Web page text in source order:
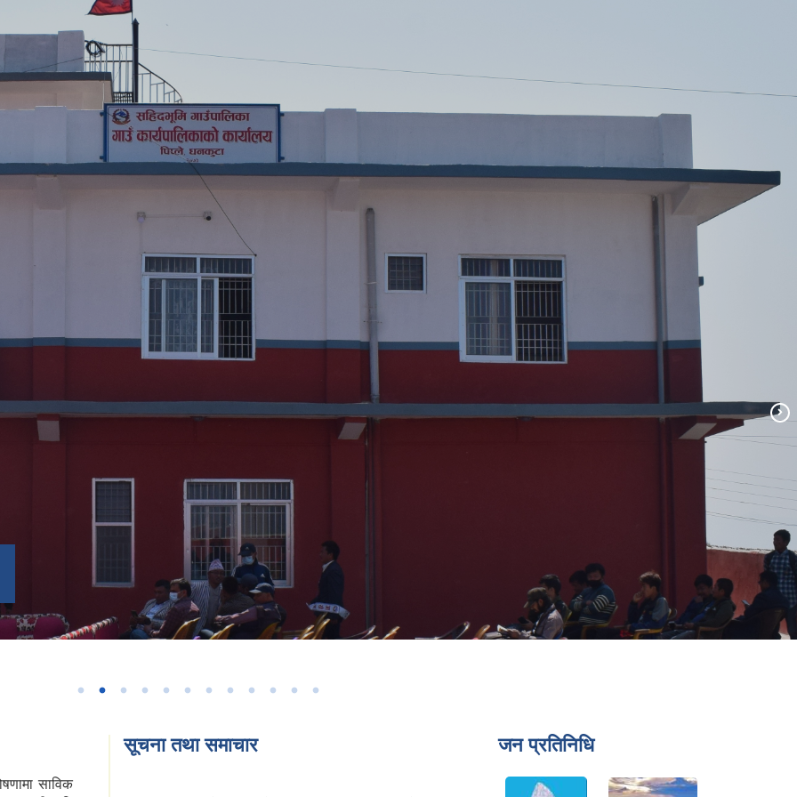
07/20/2026 - 16:41
मिति:07/16/2026 - 13:08
आन्तरिक आय ठेक्का बन्दोबस्ती सम्बन्धी सिलबन्दी बोलपत्र आह्वानको सूचना |
आन्तरिक आय ठेक्का सम्झौता सम्बन्धी अत्यन्त जरुरी सूचना |
मिति:
08/03/2026 - 16:54
२०८२/०८३ को आय व्यायको विवरण असार
07/21/2026 - 11:05
आ.व.२०८२/०८३ को बार्षिक प्रगति प्रतिवेदन
07/21/2026 - 10:59
SuTRA Revenue Model अद्यावधिक कार्यका कारण २०८३/०४/०७ सम्म
मिति:07/21/2026 - 10:16
साविक
सूचना तथा समाचार जन प्रतिनिधि